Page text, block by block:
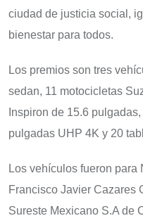
ciudad de justicia social,
bienestar para todos.
Los premios son tres
sedan, 11 motocicletas
Inspiron de 15.6
pulgadas UHP 4K y 20
Los vehículos fueron
Francisco Javier Cazares
Sureste Mexicano S.A de